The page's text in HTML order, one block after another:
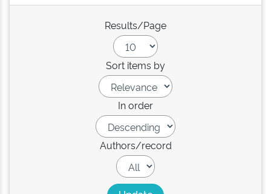
Results/Page
Sort items by
In order
Authors/record